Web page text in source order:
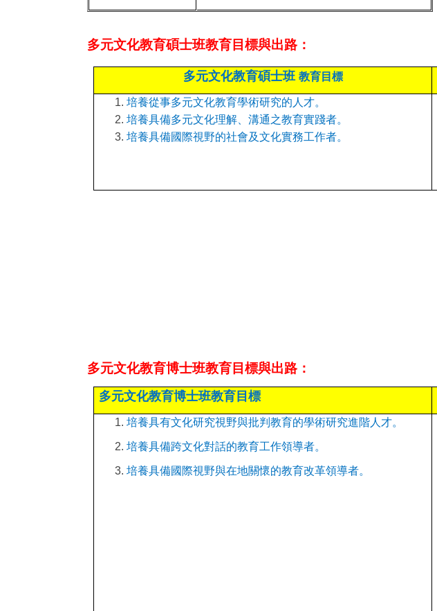
多元文化教育碩士班教育目標與出路：
多元文化教育碩士班 教育目標
培養從事多元文化教育學術研究的人才。
培養具備多元文化理解、溝通之教育實踐者。
培養具備國際視野的社會及文化實務工作者。
多元文化教育博士班教育目標與出路：
多元文化教育博士班教育目標
培養具有文化研究視野與批判教育的學術研究進階人才。
培養具備跨文化對話的教育工作領導者。
培養具備國際視野與在地關懷的教育改革領導者。